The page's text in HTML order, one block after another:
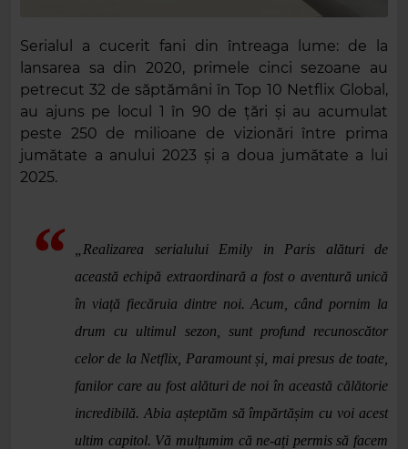
Serialul a cucerit fani din întreaga lume: de la
lansarea sa din 2020, primele cinci sezoane au
petrecut 32 de săptămâni în Top 10 Netflix Global,
au ajuns pe locul 1 în 90 de țări și au acumulat
peste 250 de milioane de vizionări între prima
jumătate a anului 2023 și a doua jumătate a lui
2025.
„Realizarea serialului Emily in Paris alături de
această echipă extraordinară a fost o aventură unică
în viață fiecăruia dintre noi. Acum, când pornim la
drum cu ultimul sezon, sunt profund recunoscător
celor de la Netflix, Paramount și, mai presus de toate,
fanilor care au fost alături de noi în această călătorie
incredibilă. Abia așteptăm să împărtășim cu voi acest
ultim capitol. Vă mulțumim că ne-ați permis să facem